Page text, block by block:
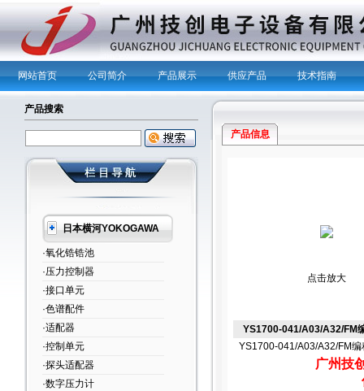
网站首页 公司简介 产品展示 供应产品 技术指南
产品搜索
日本横河YOKOGAWA
·氧化锆锆池
·压力控制器
·接口单元
·色谱配件
·适配器
·控制单元
·探头适配器
·数字压力计
产品信息
点击放大
YS1700-041/A03/A32/FM
YS1700-041/A03/A32/FM编
广州技